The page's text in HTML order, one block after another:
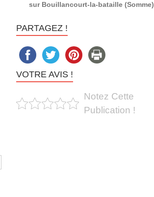
sur Bouillancourt-la-bataille (Somme)
PARTAGEZ !
VOTRE AVIS !
Notez Cette
Publication !